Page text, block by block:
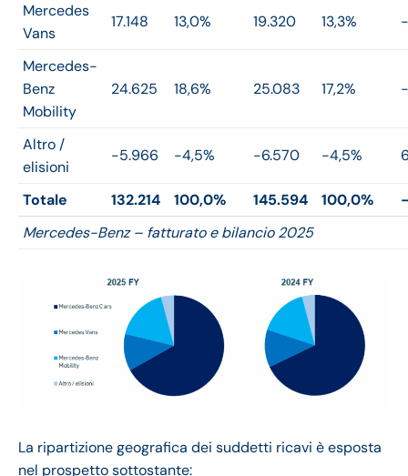
Mercedes
Vans
17.148 13,0% 19.320 13,3%
Mercedes-
Benz
Mobility
24.625 18,6% 25.083 17,2%
Altro /
elisioni
-5.966 -4,5% -6.570 -4,5%
Totale 132.214 100,0% 145.594 100,0%
Mercedes-Benz – fatturato e bilancio 2025
La ripartizione geografica dei suddetti ricavi è esposta
nel prospetto sottostante: